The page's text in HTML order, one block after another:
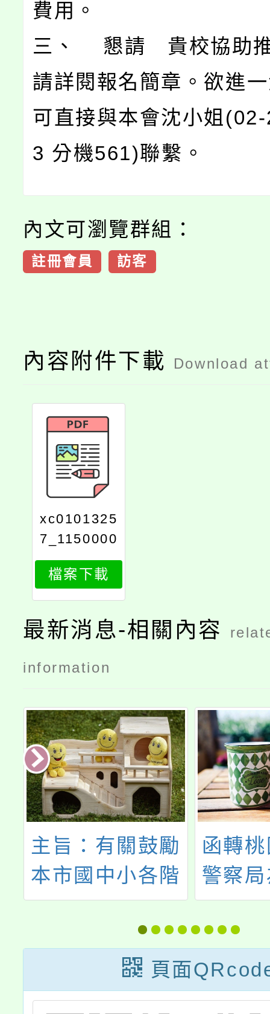
費用。
三、 懇請 貴校協助
請詳閱報名簡章。欲進
可直接與本會沈小姐
3 分機561)聯繫。
內文可瀏覽群組：
註冊會員 訪客
內容附件下載 Download
xc0101325
7_1150000
778_attach
1
檔案下載
最新消息-相關內容
information
函轉桃園市政府
警察局為提升全
民反詐意識，請
各級學校協助推
播宣導影片
平鎮
心115
令營
頁面